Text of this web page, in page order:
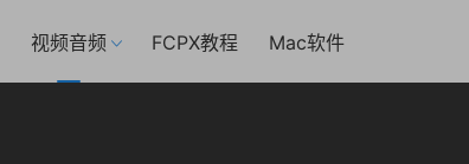
视频音频 FCPX教程 Mac软件